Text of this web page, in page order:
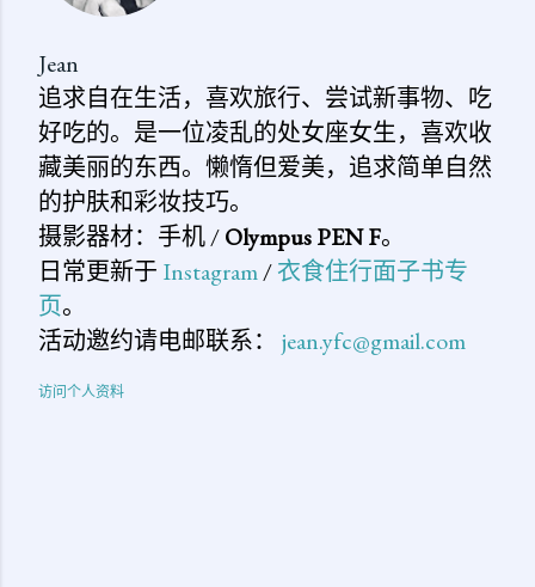
Jean
追求自在生活，喜欢旅行、尝试新事物、吃
好吃的。是一位凌乱的处女座女生，喜欢收
藏美丽的东西。懒惰但爱美，追求简单自然
的护肤和彩妆技巧。
摄影器材：手机 /Olympus PEN F。
日常更新于 Instagram/衣食住行面子书专
页。
活动邀约请电邮联系： jean.yfc@gmail.com
访问个人资料